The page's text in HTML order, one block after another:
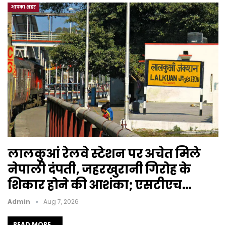
आपका शहर
लालकुआं रेलवे स्टेशन पर अचेत मिले
नेपाली दंपती, जहरखुरानी गिरोह के
शिकार होने की आशंका; एसटीएच…
Admin Aug 7, 2026